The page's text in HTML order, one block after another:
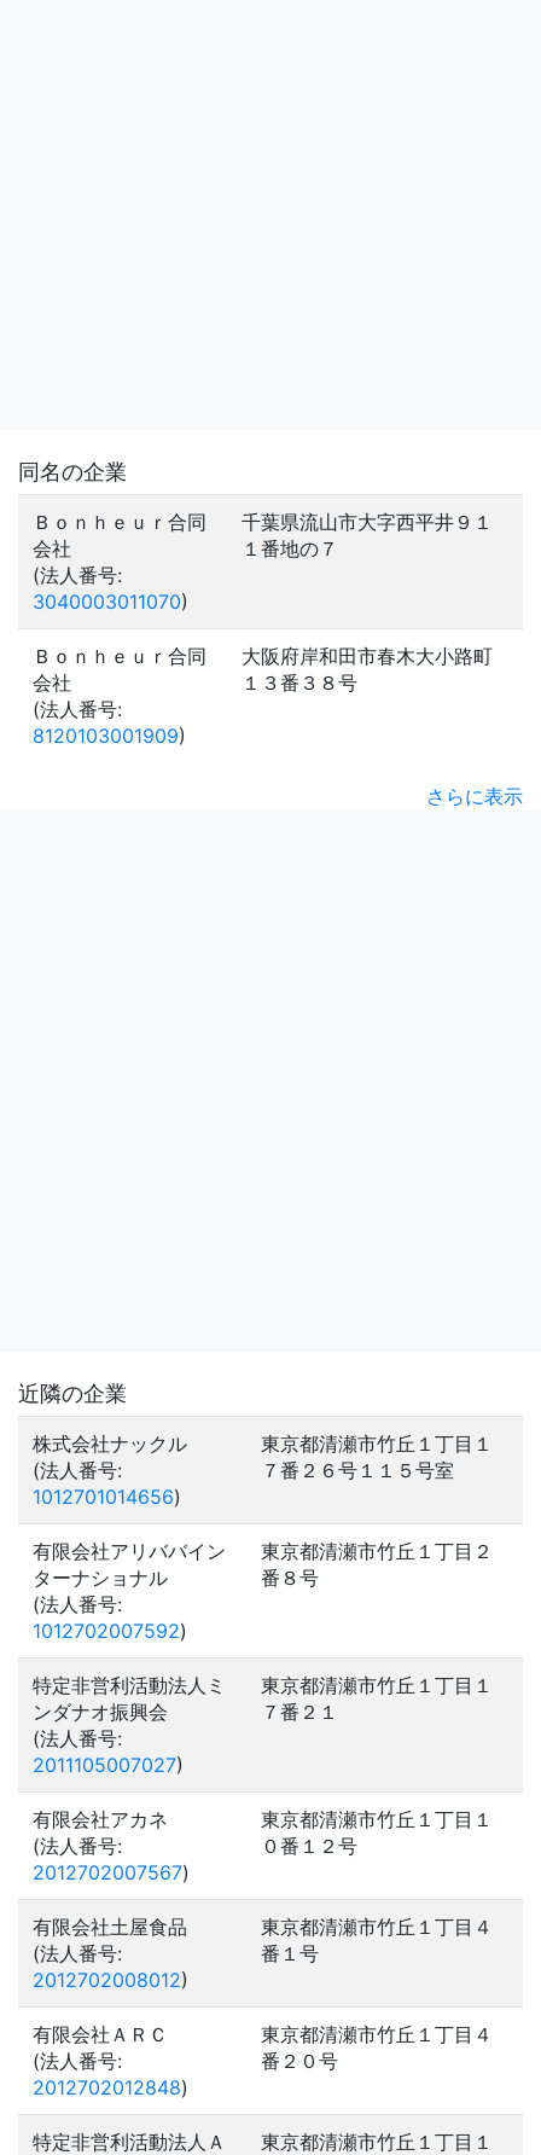
同名の企業
Ｂｏｎｈｅｕｒ合同
会社
(法人番号:
3040003011070)
千葉県流山市大字西平井９１
１番地の７
Ｂｏｎｈｅｕｒ合同
会社
(法人番号:
8120103001909)
大阪府岸和田市春木大小路町
１３番３８号
さらに表示
近隣の企業
株式会社ナックル
(法人番号:
1012701014656)
東京都清瀬市竹丘１丁目１
７番２６号１１５号室
有限会社アリババイン
ターナショナル
(法人番号:
1012702007592)
東京都清瀬市竹丘１丁目２
番８号
特定非営利活動法人ミ
ンダナオ振興会
(法人番号:
2011105007027)
東京都清瀬市竹丘１丁目１
７番２１
有限会社アカネ
(法人番号:
2012702007567)
東京都清瀬市竹丘１丁目１
０番１２号
有限会社土屋食品
(法人番号:
2012702008012)
東京都清瀬市竹丘１丁目４
番１号
有限会社ＡＲＣ
(法人番号:
2012702012848)
東京都清瀬市竹丘１丁目４
番２０号
特定非営利活動法人Ａ
東京都清瀬市竹丘１丁目１